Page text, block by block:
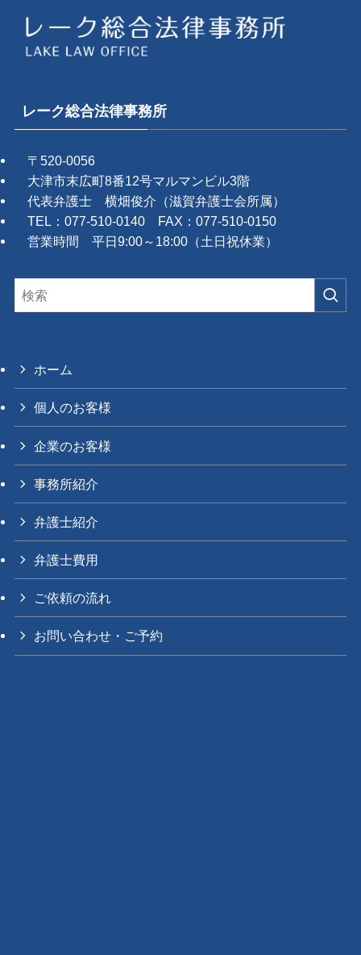
レーク総合法律事務所
〒520-0056
大津市末広町8番12号マルマンビル3階
代表弁護士 横畑俊介（滋賀弁護士会所属）
TEL：077-510-0140 FAX：077-510-0150
営業時間 平日9:00～18:00（土日祝休業）
ホーム
個人のお客様
企業のお客様
事務所紹介
弁護士紹介
弁護士費用
ご依頼の流れ
お問い合わせ・ご予約